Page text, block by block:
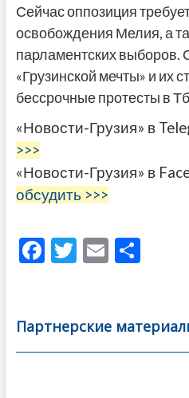
Сейчас оппозиция
освобождения Мелия, а
парламентских
«Грузинской мечты» и их
бессрочные протесты в
«Новости-Грузия» в
>>>
«Новости-Грузия» в
обсудить >>>
F
b
o
T
er
E
l
О
а
в
Партнерские